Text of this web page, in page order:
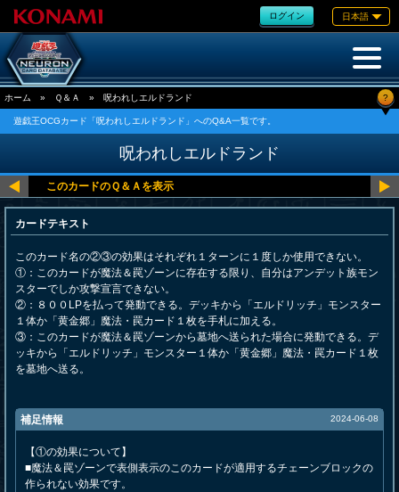
ログイン 日本語
ホーム » Ｑ＆Ａ » 呪われしエルドランド ?
遊戯王OCGカード「呪われしエルドランド」へのQ&A一覧です。
呪われしエルドランド
カードテキスト
このカード名の②③の効果はそれぞれ１ターンに１度しか使用できない。
①：このカードが魔法＆罠ゾーンに存在する限り、自分はアンデット族モン
スターでしか攻撃宣言できない。
②：８００LPを払って発動できる。デッキから「エルドリッチ」モンスター
１体か「黄金郷」魔法・罠カード１枚を手札に加える。
③：このカードが魔法＆罠ゾーンから墓地へ送られた場合に発動できる。デ
ッキから「エルドリッチ」モンスター１体か「黄金郷」魔法・罠カード１枚
を墓地へ送る。
補足情報 2024-06-08
【①の効果について】
■魔法＆罠ゾーンで表側表示のこのカードが適用するチェーンブロックの
作られない効果です。